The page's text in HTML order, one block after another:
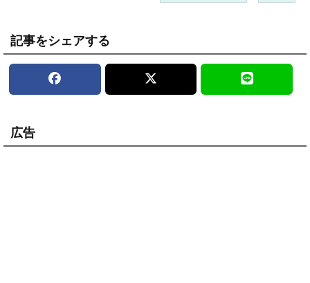
記事をシェアする
広告